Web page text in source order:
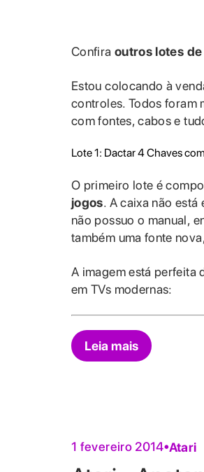
Confira outros lotes
Estou colocando à
controles. Todos foram
com fontes, cabos e
Lote 1: Dactar 4 Chaves
O primeiro lote é
jogos. A caixa não
não possuo o manual,
também uma fonte
A imagem está perfeita
em TVs modernas:
Leia mais
1 fevereiro 2014 Atari